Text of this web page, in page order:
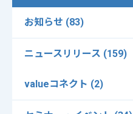
お知らせ (83)
ニュースリリース (159)
valueコネクト (2)